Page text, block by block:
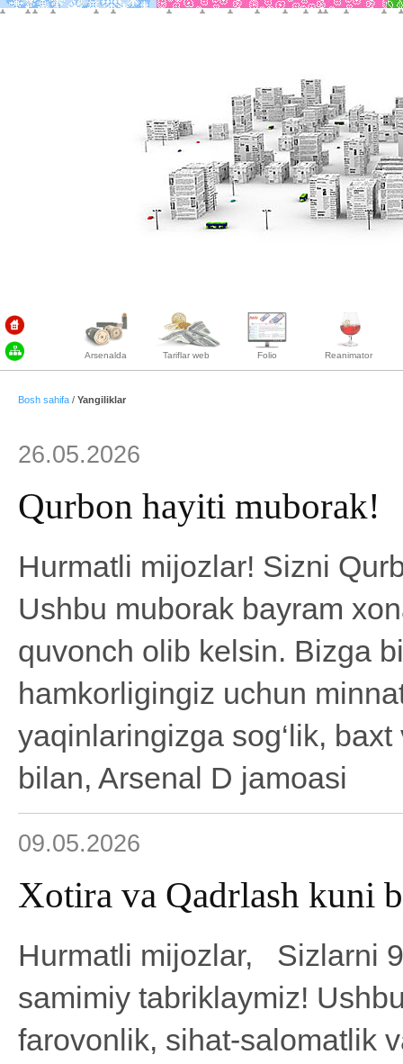
Arsenalda Tariflar web Folio Reanimator
Bosh sahifa / Yangiliklar
26.05.2026
Qurbon hayiti muborak!
Hurmatli mijozlar! Sizni
Ushbu muborak bayram
quvonch olib kelsin. Bizga
hamkorligingiz uchun
yaqinlaringizga sog‘lik,
bilan, Arsenal D jamoasi
09.05.2026
Xotira va Qadrlash kuni
Hurmatli mijozlar, Sizlarni
samimiy tabriklaymiz!
farovonlik, sihat-salomatlik